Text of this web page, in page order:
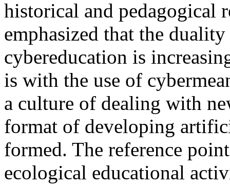
historical and pedagogical
emphasized that the
cybereducation is
is with the use of
a culture of dealing with
format of developing
formed. The reference
ecological educational